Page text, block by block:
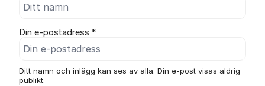
Din e-postadress *
Ditt namn och inlägg kan ses av alla. Din e-post visas aldrig
publikt.